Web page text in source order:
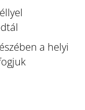
a helyi